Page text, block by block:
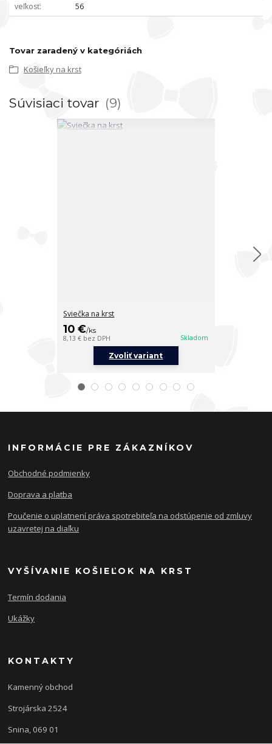
veľkosť
56
Tovar zaradený v kategóriách
Košieľky na krst
Súvisiaci tovar 9
Sviečka na krst
10 €/ks
8,13 € bez DPH Skladom
Zvoliť variant
INFORMÁCIE PRE ZÁKAZNÍKOV
Obchodné podmienky
Doprava a platba
Poučenie o uplatnení práva spotrebiteľa na odstúpenie od zmluvy
uzavretej na diaľku
VYŠÍVANIE KOŠIEĽOK NA KRST
Termín dodania
Ukážky
KONTAKTY
Kamenný obchod
Strojárska 2524
Snina, 069 01